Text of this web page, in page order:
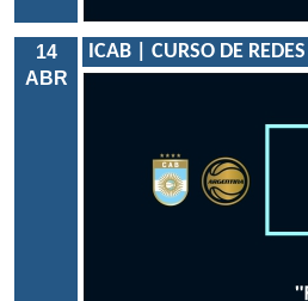
14
ABR
ICAB | CURSO DE